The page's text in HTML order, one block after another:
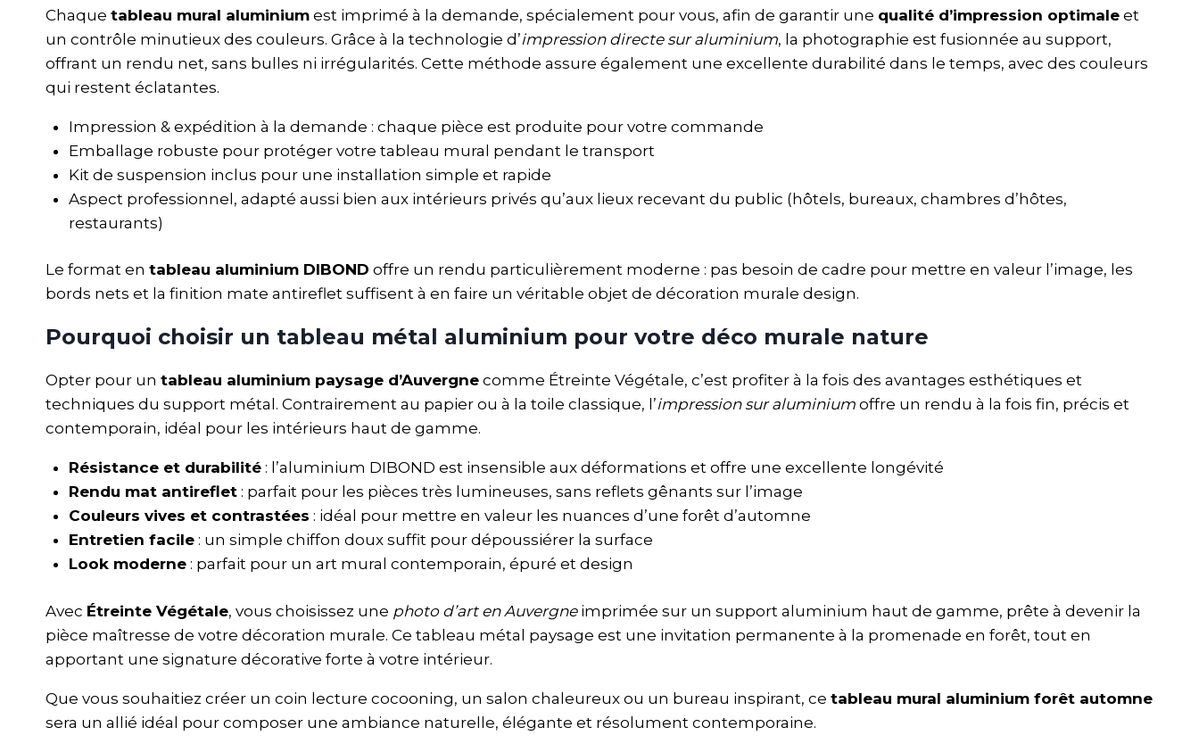
Chaque tableau mural aluminium est imprimé à la demande, spécialement pour vous, afin de garantir une qualité d’impression optimale et
un contrôle minutieux des couleurs. Grâce à la technologie d’impression directe sur aluminium, la photographie est fusionnée au support,
offrant un rendu net, sans bulles ni irrégularités. Cette méthode assure également une excellente durabilité dans le temps, avec des couleurs
qui restent éclatantes.
Impression & expédition à la demande : chaque pièce est produite pour votre commande
Emballage robuste pour protéger votre tableau mural pendant le transport
Kit de suspension inclus pour une installation simple et rapide
Aspect professionnel, adapté aussi bien aux intérieurs privés qu’aux lieux recevant du public (hôtels, bureaux, chambres d’hôtes,
restaurants)
Le format en tableau aluminium DIBOND offre un rendu particulièrement moderne : pas besoin de cadre pour mettre en valeur l’image, les
bords nets et la finition mate antireflet suffisent à en faire un véritable objet de décoration murale design.
Pourquoi choisir un tableau métal aluminium pour votre déco murale nature
Opter pour un tableau aluminium paysage d’Auvergne comme Étreinte Végétale, c’est profiter à la fois des avantages esthétiques et
techniques du support métal. Contrairement au papier ou à la toile classique, l’impression sur aluminium offre un rendu à la fois fin, précis et
contemporain, idéal pour les intérieurs haut de gamme.
Résistance et durabilité: l’aluminium DIBOND est insensible aux déformations et offre une excellente longévité
Rendu mat antireflet: parfait pour les pièces très lumineuses, sans reflets gênants sur l’image
Couleurs vives et contrastées : idéal pour mettre en valeur les nuances d’une forêt d’automne
Entretien facile: un simple chiffon doux suffit pour dépoussiérer la surface
Look moderne: parfait pour un art mural contemporain, épuré et design
Avec Étreinte Végétale, vous choisissez une photo d’art en Auvergneimprimée sur un support aluminium haut de gamme, prête à devenir la
pièce maîtresse de votre décoration murale. Ce tableau métal paysage est une invitation permanente à la promenade en forêt, tout en
apportant une signature décorative forte à votre intérieur.
Que vous souhaitiez créer un coin lecture cocooning, un salon chaleureux ou un bureau inspirant, ce tableau mural aluminium forêt automne
sera un allié idéal pour composer une ambiance naturelle, élégante et résolument contemporaine.